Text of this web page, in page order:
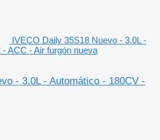
IVECO Daily 35S18 Nuevo - 3.0L -
ACC - Air furgón nueva
- 3.0L - Automático - 180CV -